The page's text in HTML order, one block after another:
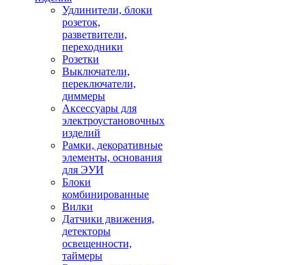
Удлинители, блоки
розеток,
разветвители,
переходники
Розетки
Выключатели,
переключатели,
диммеры
Аксессуары для
электроустановочных
изделий
Рамки, декоративные
элементы, основания
для ЭУИ
Блоки
комбинированные
Вилки
Датчики движения,
детекторы
освещенности,
таймеры